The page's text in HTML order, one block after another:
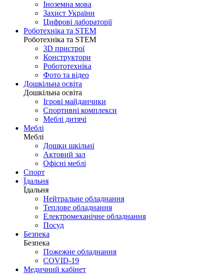
Іноземна мова
Захист України
Цифрові лабораторії
Роботехніка та STEM
Роботехніка та STEM
3D пристрої
Конструктори
Робототехніка
Фото та відео
Дошкільна освіта
Дошкільна освіта
Ігрові майданчики
Спортивні комплекси
Меблі дитячі
Меблі
Меблі
Дошки шкільні
Актовий зал
Офісні меблі
Спорт
Їдальня
Їдальня
Нейтральне обладнання
Теплове обладнання
Електромеханічне обладнання
Посуд
Безпека
Безпека
Пожежне обладнання
COVID-19
Медичний кабінет